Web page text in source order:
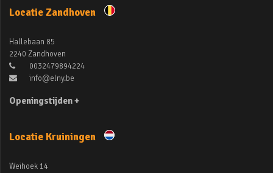
Locatie Zandhoven
Hallebaan 85
2240 Zandhoven
0032479894224
info@elny.be
Openingstijden +
Locatie Kruiningen
Weihoek 14